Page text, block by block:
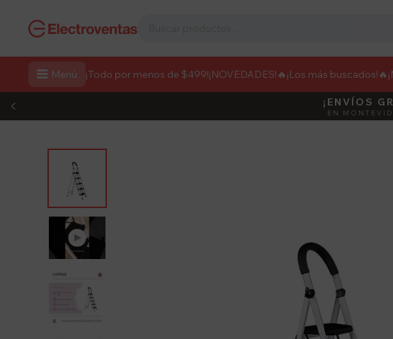
 Menú ¡Todo por menos de $499!¡NOVEDADES! 🔥¡Los más buscados!🔥
¡ENVÍOS
EN